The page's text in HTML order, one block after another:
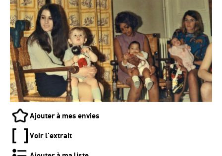
Ajouter à mes envies
Voir l'extrait